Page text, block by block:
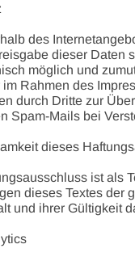
des
dieser Daten
möglich und
im Rahmen des
durch Dritte zur
Spam-Mails bei
dieses
ist als
dieses Textes der
und ihrer Gültigkeit